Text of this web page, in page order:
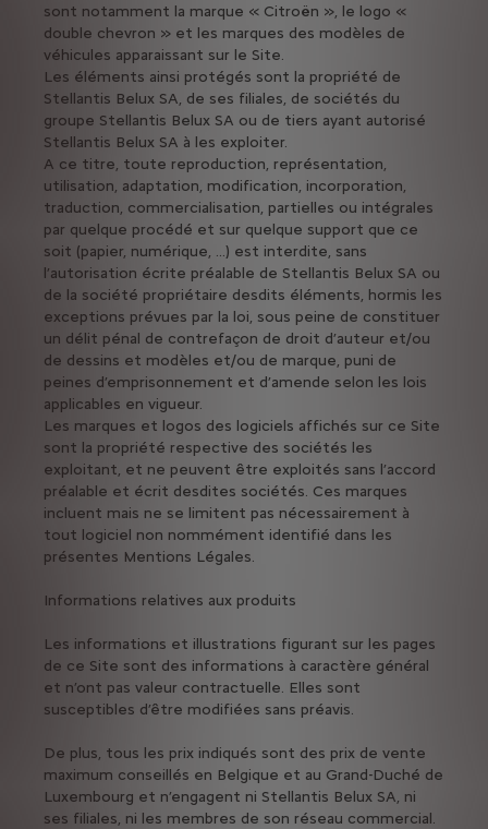
sont notamment la marque « Citroën », le logo «
double chevron » et les marques des modèles de
véhicules apparaissant sur le Site.
Les éléments ainsi protégés sont la propriété de
Stellantis Belux SA, de ses filiales, de sociétés du
groupe Stellantis Belux SA ou de tiers ayant autorisé
Stellantis Belux SA à les exploiter.
A ce titre, toute reproduction, représentation,
utilisation, adaptation, modification, incorporation,
traduction, commercialisation, partielles ou intégrales
par quelque procédé et sur quelque support que ce
soit (papier, numérique, ...) est interdite, sans
l’autorisation écrite préalable de Stellantis Belux SA ou
de la société propriétaire desdits éléments, hormis les
exceptions prévues par la loi, sous peine de constituer
un délit pénal de contrefaçon de droit d’auteur et/ou
de dessins et modèles et/ou de marque, puni de
peines d’emprisonnement et d’amende selon les lois
applicables en vigueur.
Les marques et logos des logiciels affichés sur ce Site
sont la propriété respective des sociétés les
exploitant, et ne peuvent être exploités sans l’accord
préalable et écrit desdites sociétés. Ces marques
incluent mais ne se limitent pas nécessairement à
tout logiciel non nommément identifié dans les
présentes Mentions Légales.
Informations relatives aux produits
Les informations et illustrations figurant sur les pages
de ce Site sont des informations à caractère général
et n’ont pas valeur contractuelle. Elles sont
susceptibles d’être modifiées sans préavis.
De plus, tous les prix indiqués sont des prix de vente
maximum conseillés en Belgique et au Grand-Duché de
Luxembourg et n’engagent ni Stellantis Belux SA, ni
ses filiales, ni les membres de son réseau commercial.